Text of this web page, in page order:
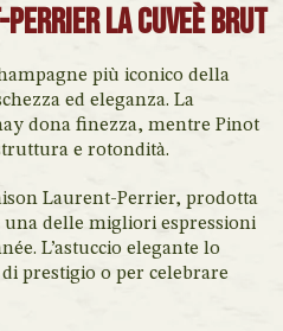
Perrier La Cuveè Brut
più iconico della
ed eleganza. La
dona finezza, mentre Pinot
e rotondità.
Laurent-Perrier, prodotta
una delle migliori espressioni
L’astuccio elegante lo
prestigio o per celebrare